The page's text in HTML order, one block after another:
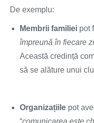
De exemplu:
Membrii familiei pot
împreună în fiecare
Această credință
să se alăture unui
Organizațiile pot
“comunicarea este